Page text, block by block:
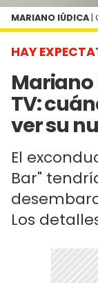
HAY
Mariano
TV:
ver su
El
Bar"
Los
MARIANO IÚDICA |